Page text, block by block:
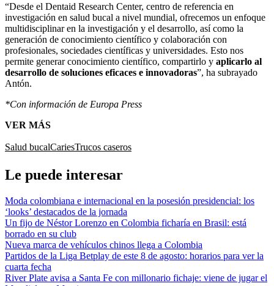
“Desde el Dentaid Research Center, centro de referencia en
investigación en salud bucal a nivel mundial, ofrecemos un enfoque
multidisciplinar en la investigación y el desarrollo, así como la
generación de conocimiento científico y colaboración con
profesionales, sociedades científicas y universidades. Esto nos
permite generar conocimiento científico, compartirlo y aplicarlo al
desarrollo de soluciones eficaces e innovadoras”, ha subrayado
Antón.
*Con información de Europa Press
VER MÁS
Salud bucalCariesTrucos caseros
Le puede interesar
Moda colombiana e internacional en la posesión presidencial: los
‘looks’ destacados de la jornada
Un fijo de Néstor Lorenzo en Colombia ficharía en Brasil: está
borrado en su club
Nueva marca de vehículos chinos llega a Colombia
Partidos de la Liga Betplay de este 8 de agosto: horarios para ver la
cuarta fecha
River Plate avisa a Santa Fe con millonario fichaje: viene de jugar el